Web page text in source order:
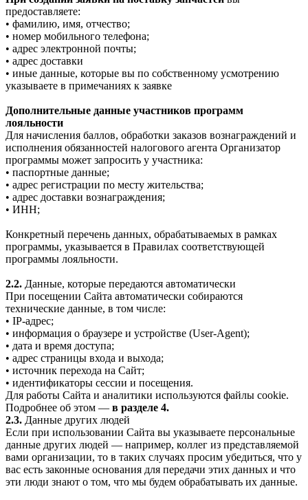
предоставляете:
• фамилию, имя, отчество;
• номер мобильного телефона;
• адрес электронной почты;
• адрес доставки
• иные данные, которые вы по собственному усмотрению
указываете в примечаниях к заявке
Дополнительные данные участников программ
лояльности
Для начисления баллов, обработки заказов вознаграждений и
исполнения обязанностей налогового агента Организатор
программы может запросить у участника:
• паспортные данные;
• адрес регистрации по месту жительства;
• адрес доставки вознаграждения;
• ИНН;
Конкретный перечень данных, обрабатываемых в рамках
программы, указывается в Правилах соответствующей
программы лояльности.
2.2. Данные, которые передаются автоматически
При посещении Сайта автоматически собираются
технические данные, в том числе:
• IP-адрес;
• информация о браузере и устройстве (User-Agent);
• дата и время доступа;
• адрес страницы входа и выхода;
• источник перехода на Сайт;
• идентификаторы сессии и посещения.
Для работы Сайта и аналитики используются файлы cookie.
Подробнее об этом — в разделе 4.
2.3. Данные других людей
Если при использовании Сайта вы указываете персональные
данные других людей — например, коллег из представляемой
вами организации, то в таких случаях просим убедиться, что у
вас есть законные основания для передачи этих данных и что
эти люди знают о том, что мы будем обрабатывать их данные.